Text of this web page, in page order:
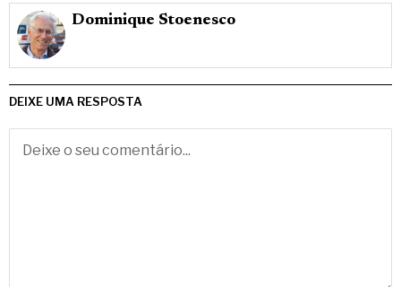
Dominique Stoenesco
DEIXE UMA RESPOSTA